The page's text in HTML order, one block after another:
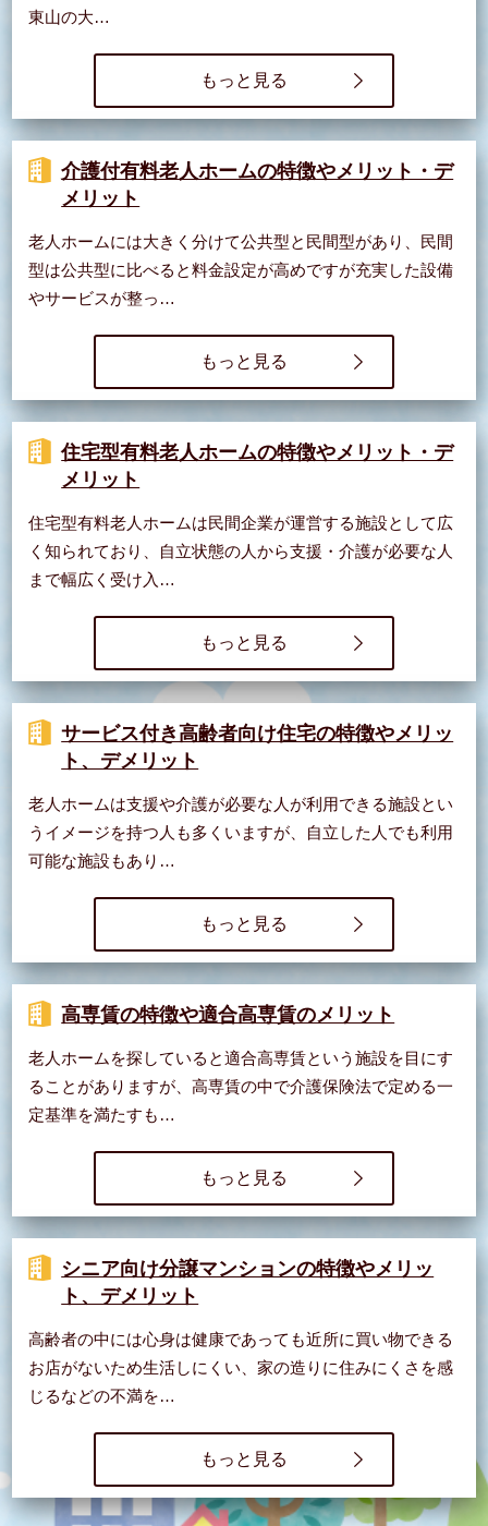
東山の大…
もっと見る
介護付有料老人ホームの特徴やメリット・デ
メリット
老人ホームには大きく分けて公共型と民間型があり、民間
型は公共型に比べると料金設定が高めですが充実した設備
やサービスが整っ…
もっと見る
住宅型有料老人ホームの特徴やメリット・デ
メリット
住宅型有料老人ホームは民間企業が運営する施設として広
く知られており、自立状態の人から支援・介護が必要な人
まで幅広く受け入…
もっと見る
サービス付き高齢者向け住宅の特徴やメリッ
ト、デメリット
老人ホームは支援や介護が必要な人が利用できる施設とい
うイメージを持つ人も多くいますが、自立した人でも利用
可能な施設もあり…
もっと見る
高専賃の特徴や適合高専賃のメリット
老人ホームを探していると適合高専賃という施設を目にす
ることがありますが、高専賃の中で介護保険法で定める一
定基準を満たすも…
もっと見る
シニア向け分譲マンションの特徴やメリッ
ト、デメリット
高齢者の中には心身は健康であっても近所に買い物できる
お店がないため生活しにくい、家の造りに住みにくさを感
じるなどの不満を…
もっと見る